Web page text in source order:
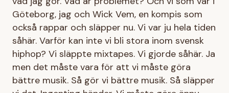
Göteborg, jag och Wick Vem, en kompis som
också rappar och släpper nu. Vi var ju hela tiden
såhär. Varför kan inte vi bli stora inom svensk
hiphop? Vi släppte mixtapes. Vi gjorde såhär. Ja
men det måste vara för att vi måste göra
bättre musik. Så gör vi bättre musik. Så släpper